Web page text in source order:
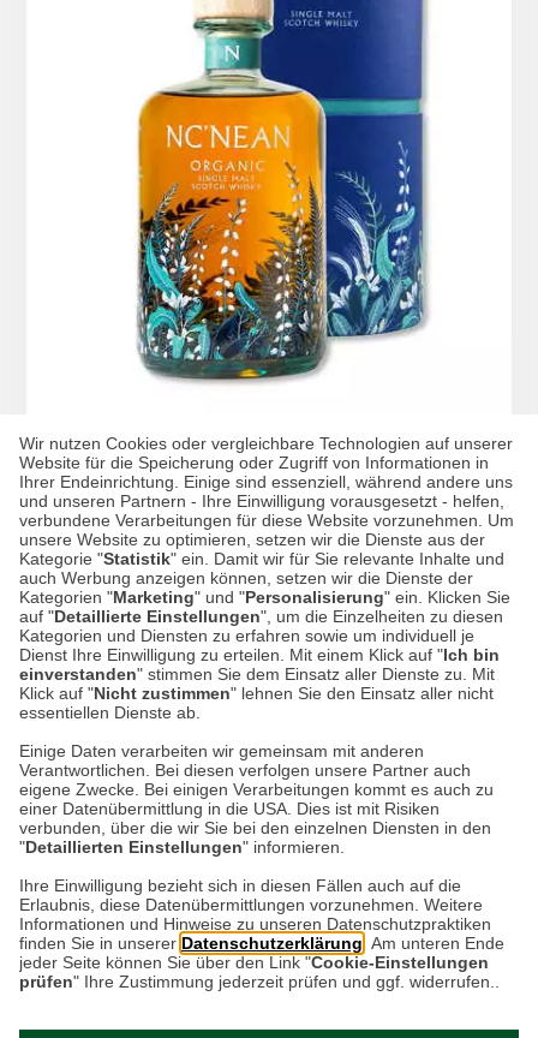
Wir nutzen Cookies oder vergleichbare Technologien auf unserer
Website für die Speicherung oder Zugriff von Informationen in
Ihrer Endeinrichtung. Einige sind essenziell, während andere uns
und unseren Partnern - Ihre Einwilligung vorausgesetzt - helfen,
verbundene Verarbeitungen für diese Website vorzunehmen. Um
unsere Website zu optimieren, setzen wir die Dienste aus der
Kategorie "Statistik" ein. Damit wir für Sie relevante Inhalte und
auch Werbung anzeigen können, setzen wir die Dienste der
Kategorien "Marketing" und "Personalisierung" ein. Klicken Sie
auf "Detaillierte Einstellungen", um die Einzelheiten zu diesen
Kategorien und Diensten zu erfahren sowie um individuell je
Dienst Ihre Einwilligung zu erteilen. Mit einem Klick auf "Ich bin
einverstanden" stimmen Sie dem Einsatz aller Dienste zu. Mit
Klick auf "Nicht zustimmen" lehnen Sie den Einsatz aller nicht
essentiellen Dienste ab.
Einige Daten verarbeiten wir gemeinsam mit anderen
Verantwortlichen. Bei diesen verfolgen unsere Partner auch
eigene Zwecke. Bei einigen Verarbeitungen kommt es auch zu
einer Datenübermittlung in die USA. Dies ist mit Risiken
verbunden, über die wir Sie bei den einzelnen Diensten in den
"Detaillierten Einstellungen" informieren.
Ihre Einwilligung bezieht sich in diesen Fällen auch auf die
Erlaubnis, diese Datenübermittlungen vorzunehmen. Weitere
Informationen und Hinweise zu unseren Datenschutzpraktiken
finden Sie in unserer Datenschutzerklärung . Am unteren Ende
jeder Seite können Sie über den Link "Cookie-Einstellungen
prüfen" Ihre Zustimmung jederzeit prüfen und ggf. widerrufen..
Nc’Nean Organic Single Malt Scotch Whisky
59,90 €*
85,57 EUR / 1 l
Datenschutz
Impressum
Kontakt